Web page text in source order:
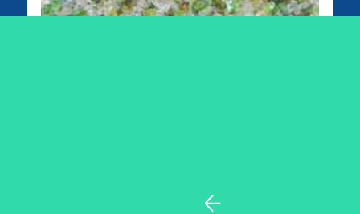
Verre fin recyclé piscine en sac de 25 kg -